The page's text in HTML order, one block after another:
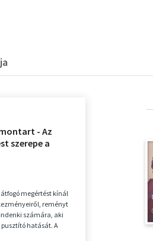
- Az
szerepe a
megértést kínál
reményt
számára, aki
hatását. A